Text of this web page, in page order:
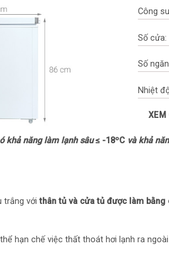
Công
Số
Số
Nhiệt
Công
Công
Chất
điện
XEM
khả năng làm lạnh sâu≤ -18ºC và khả
trắng vớithân tủ và cửa tủ được làm bằng
hạn chế việc thất thoát hơi lạnh ra